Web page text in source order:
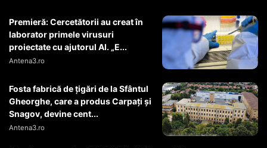
Premieră: Cercetătorii au creat în
laborator primele virusuri
proiectate cu ajutorul AI. „E...
Antena3.ro
Fosta fabrică de țigări de la Sfântul
Gheorghe, care a produs Carpați și
Snagov, devine cent...
Antena3.ro